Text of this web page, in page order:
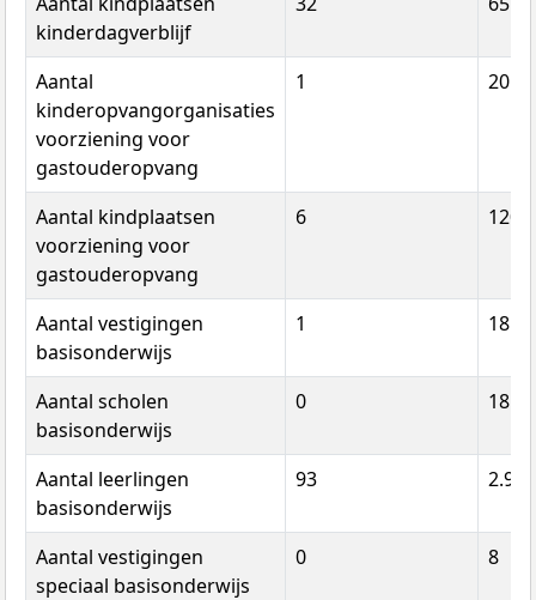
kinderdagverblijf
Aantal
kinderopvangorganisaties
voorziening voor
gastouderopvang
1 20
Aantal kindplaatsen
voorziening voor
gastouderopvang
6 120
Aantal vestigingen
basisonderwijs
1 18
Aantal scholen
basisonderwijs
0 18
Aantal leerlingen
basisonderwijs
93 2.996
Aantal vestigingen
speciaal basisonderwijs
0 8